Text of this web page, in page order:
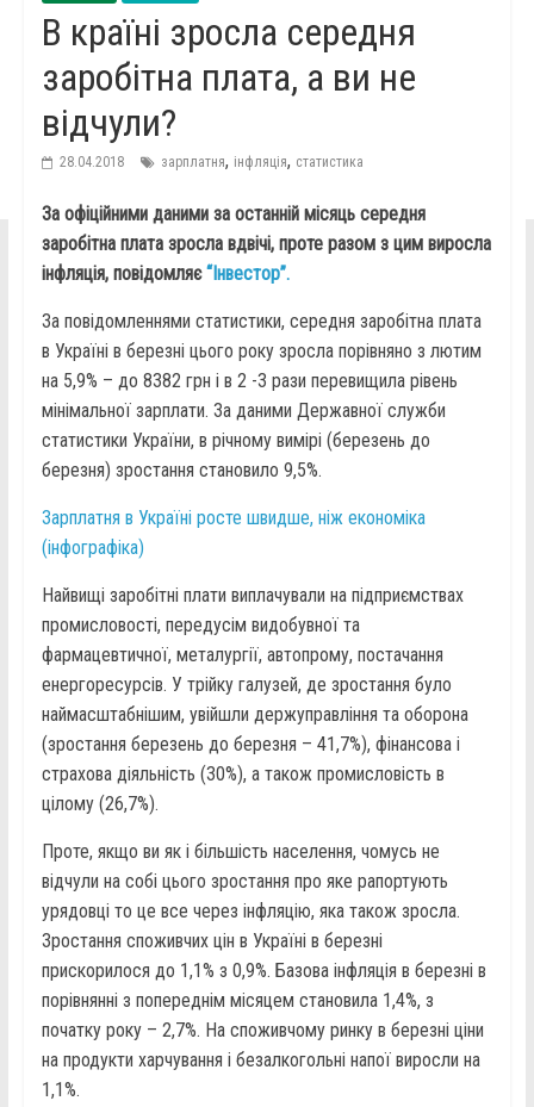
В країні зросла середня
заробітна плата, а ви не
відчули?
28.04.2018 зарплатня, інфляція, статистика
За офіційними даними за останній місяць середня
заробітна плата зросла вдвічі, проте разом з цим виросла
інфляція, повідомляє“Інвестор”.
За повідомленнями статистики, середня заробітна плата
в Україні в березні цього року зросла порівняно з лютим
на 5,9% – до 8382 грн і в 2 -3 рази перевищила рівень
мінімальної зарплати. За даними Державної служби
статистики України, в річному вимірі (березень до
березня) зростання становило 9,5%.
Зарплатня в Україні росте швидше, ніж економіка
(інфографіка)
Найвищі заробітні плати виплачували на підприємствах
промисловості, передусім видобувної та
фармацевтичної, металургії, автопрому, постачання
енергоресурсів. У трійку галузей, де зростання було
наймасштабнішим, увійшли держуправління та оборона
(зростання березень до березня – 41,7%), фінансова і
страхова діяльність (30%), а також промисловість в
цілому (26,7%).
Проте, якщо ви як і більшість населення, чомусь не
відчули на собі цього зростання про яке рапортують
урядовці то це все через інфляцію, яка також зросла.
Зростання споживчих цін в Україні в березні
прискорилося до 1,1% з 0,9%. Базова інфляція в березні в
порівнянні з попереднім місяцем становила 1,4%, з
початку року – 2,7%. На споживчому ринку в березні ціни
на продукти харчування і безалкогольні напої виросли на
1,1%.